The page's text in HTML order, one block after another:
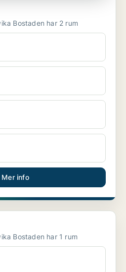
Lägenhet att hyra i Arvika Bostaden har 2 rum
Mer info
Lägenhet att hyra i Arvika Bostaden har 1 rum